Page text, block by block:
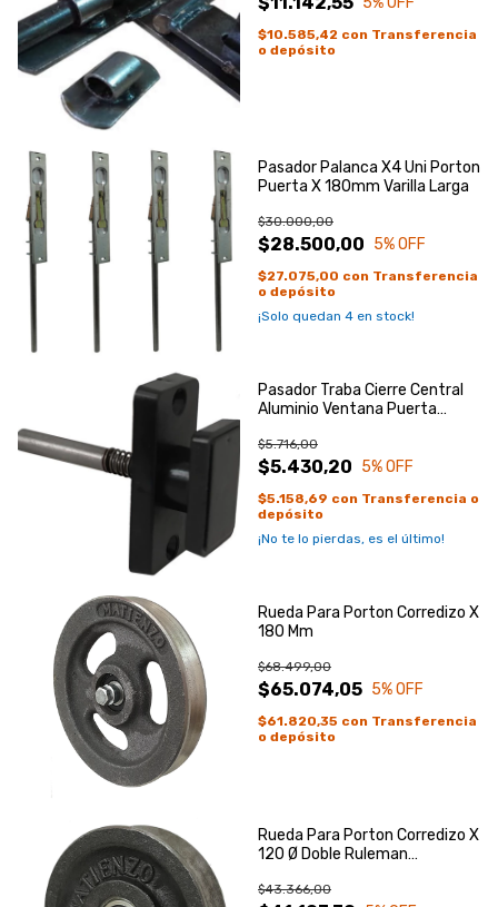
$10.585,42 con Transferencia
o depósito
Pasador Palanca X4 Uni Porton
Puerta X 180mm Varilla Larga
$28.500,00
$30.000,00
5% OFF
$27.075,00 con Transferencia
o depósito
¡Solo quedan 4 en stock!
Pasador Traba Cierre Central
Aluminio Ventana Puerta
$5.430,20
$5.716,00
5% OFF
$5.158,69 con Transferencia o
depósito
¡No te lo pierdas, es el último!
Rueda Para Porton Corredizo X
180 Mm
$65.074,05
$68.499,00
5% OFF
$61.820,35 con Transferencia
o depósito
Rueda Para Porton Corredizo X
120 Ø Doble Ruleman
$43.366,00